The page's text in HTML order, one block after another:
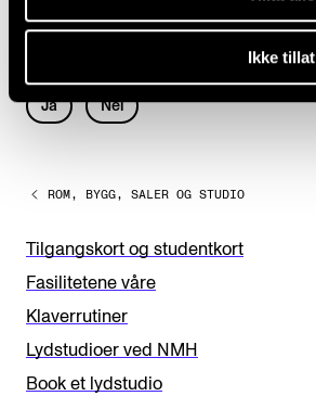
Ikke tillat
L
e
t
h
i
s
Ja Nei
ROM, BYGG, SALER OG STUDIO
Tilgangskort og studentkort
Fasilitetene våre
Klaverrutiner
Lydstudioer ved NMH
Book et lydstudio